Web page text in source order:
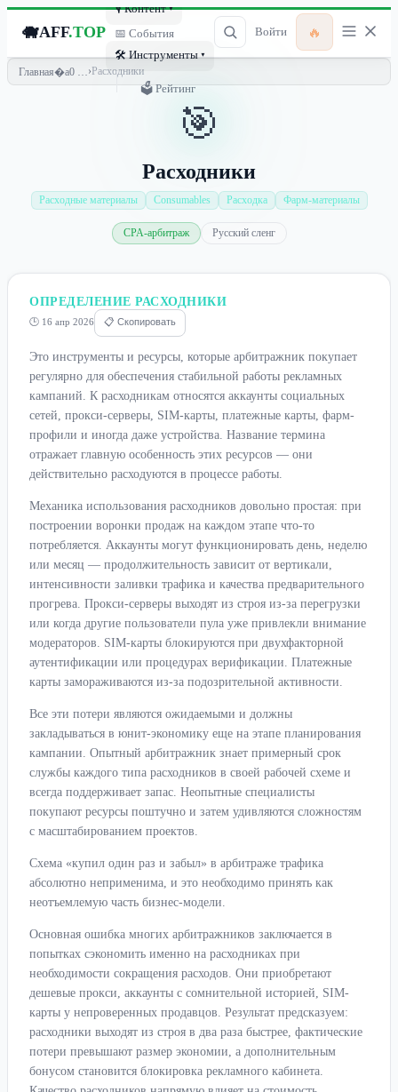
🐗AFF.TOP
🎙 Контент ▾
📅 События
🛠 Инструменты ▾
🗳 Рейтинг
Войти 🔥
Главная › Расходники
🎯
Расходники
Расходные материалы Consumables Расходка Фарм-материалы
CPA-арбитраж Русский сленг
ОПРЕДЕЛЕНИЕ РАСХОДНИКИ
🕒 16 апр 2026 📋 Скопировать
Это инструменты и ресурсы, которые арбитражник покупает
регулярно для обеспечения стабильной работы рекламных
кампаний. К расходникам относятся аккаунты социальных
сетей, прокси-серверы, SIM-карты, платежные карты, фарм-
профили и иногда даже устройства. Название термина
отражает главную особенность этих ресурсов — они
действительно расходуются в процессе работы.
Механика использования расходников довольно простая: при
построении воронки продаж на каждом этапе что-то
потребляется. Аккаунты могут функционировать день, неделю
или месяц — продолжительность зависит от вертикали,
интенсивности заливки трафика и качества предварительного
прогрева. Прокси-серверы выходят из строя из-за перегрузки
или когда другие пользователи пула уже привлекли внимание
модераторов. SIM-карты блокируются при двухфакторной
аутентификации или процедурах верификации. Платежные
карты замораживаются из-за подозрительной активности.
Все эти потери являются ожидаемыми и должны
закладываться в юнит-экономику еще на этапе планирования
кампании. Опытный арбитражник знает примерный срок
службы каждого типа расходников в своей рабочей схеме и
всегда поддерживает запас. Неопытные специалисты
покупают ресурсы поштучно и затем удивляются сложностям
с масштабированием проектов.
Схема «купил один раз и забыл» в арбитраже трафика
абсолютно неприменима, и это необходимо принять как
неотъемлемую часть бизнес-модели.
Основная ошибка многих арбитражников заключается в
попытках сэкономить именно на расходниках при
необходимости сокращения расходов. Они приобретают
дешевые прокси, аккаунты с сомнительной историей, SIM-
карты у непроверенных продавцов. Результат предсказуем:
расходники выходят из строя в два раза быстрее, фактические
потери превышают размер экономии, а дополнительным
бонусом становится блокировка рекламного кабинета.